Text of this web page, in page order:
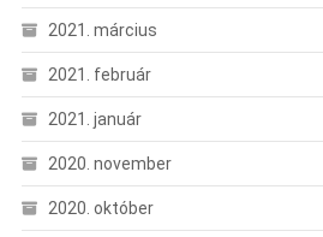
2021. március
2021. február
2021. január
2020. november
2020. október